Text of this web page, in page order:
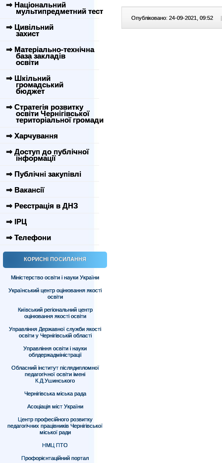
⇒ Національний
мультипредметний тест
⇒ Цивільний
захист
⇒ Матеріально-технічна
база закладів
освіти
⇒ Шкільний
громадський
бюджет
⇒ Стратегія розвитку
освіти Чернігівської
територіальної громади
⇒ Харчування
⇒ Доступ до публічної
інформації
⇒ Публічні закупівлі
⇒ Вакансії
⇒ Реєстрація в ДНЗ
⇒ ІРЦ
⇒ Телефони
КОРИСНІ ПОСИЛАННЯ
Міністерство освіти і науки України
Український центр оцінювання якості
освіти
Київський регіональний центр
оцінювання якості освіти
Управління Державної служби якості
освіти у Чернігівській області
Управління освіти і науки
облдержадміністрації
Обласний інститут післядипломної
педагогічної освіти імені
К.Д.Ушинського
Чернігівська міська рада
Асоціація міст України
Центр професійного розвитку
педагогічних працівників Чернігівської
міської ради
НМЦ ПТО
Профорієнтаційний портал
Опубліковано: 24-09-2021, 09:52 |